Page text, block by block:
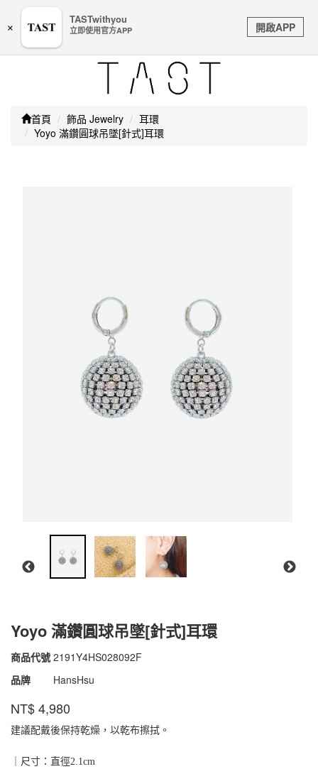
銀行帳戶或信用卡等個人資訊，如接到請立即掛斷或撥打
Toggle
navigation
首頁 飾品 Jewelry
耳環
Yoyo 滿鑽圓球吊墜[針式]耳環
Yoyo 滿鑽圓球吊墜[針式]耳環
商品代號 2191Y4HS028092F
2191Y4HS028092F
品牌
HansHsu
NT$4,980
建議配戴後保持乾燥，以乾布擦拭。
｜尺寸：直徑2.1cm
×
TASTwithyou
立即使用官方APP 開啟APP